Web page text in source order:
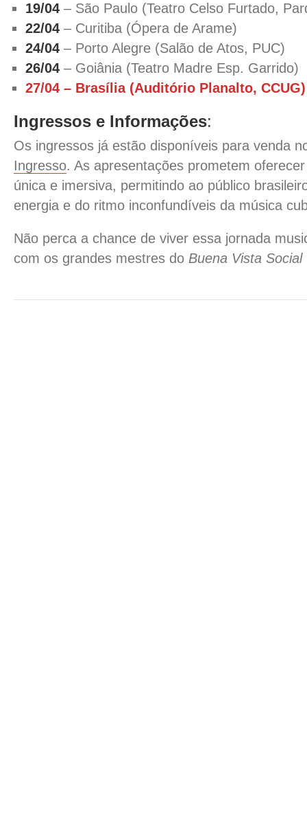
19/04 – São Paulo (Teatro Celso Furtado,
22/04 – Curitiba (Ópera de Arame)
24/04 – Porto Alegre (Salão de Atos, PUC)
26/04 – Goiânia (Teatro Madre Esp. Garrido)
27/04 – Brasília (Auditório Planalto, CCUG)
Ingressos e Informações:
Os ingressos já estão disponíveis para venda
Ingresso. As apresentações prometem
única e imersiva, permitindo ao público
energia e do ritmo inconfundíveis da música
Não perca a chance de viver essa jornada
com os grandes mestres do Buena Vista